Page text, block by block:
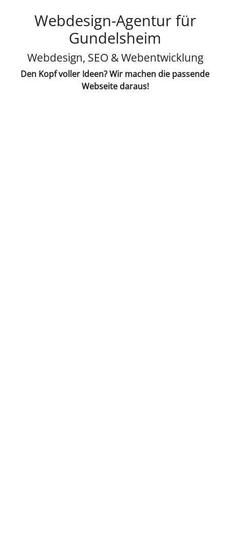
Webdesign-Agentur für
Gundelsheim
Webdesign, SEO & Webentwicklung
Den Kopf voller Ideen? Wir machen die passende
Webseite daraus!